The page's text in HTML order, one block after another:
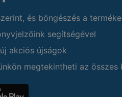
és böngészés a
segítségével
akciós újságok
megtekintheti az összes